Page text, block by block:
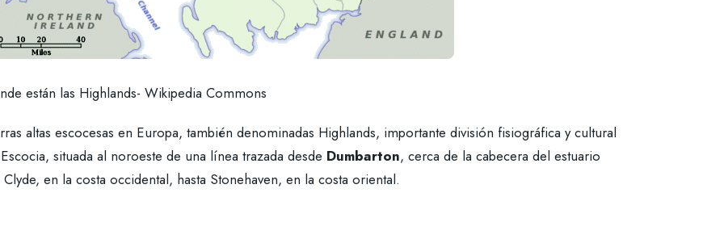
están las Highlands- Wikipedia Commons
altas escocesas en Europa, también denominadas Highlands, importante división fisiográfica y cultural
situada al noroeste de una línea trazada desde Dumbarton, cerca de la cabecera del estuario
en la costa occidental, hasta Stonehaven, en la costa oriental.